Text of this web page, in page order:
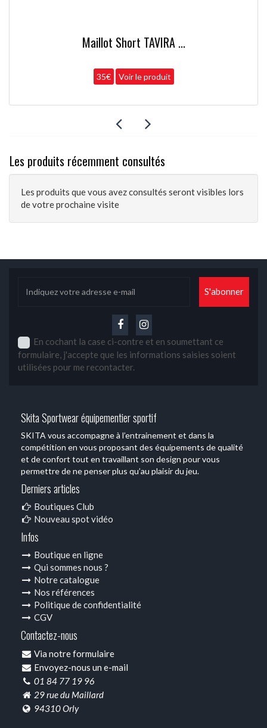
Maillot Short TAVIRA ...
35€ Voir le produit
Les produits récemment consultés
Les produits que vous avez consultés seront visibles lors
de votre prochaine visite
En cochant la case ci-contre et en soumettant ce
formulaire, j'accepte que les informations saisies soient
utilisées pour me recontacter.
Skita Sportwear équipementier sportif
SKITA vous accompagne à l’entrainement et dans la
compétition en vous proposant des équipements de qualité
et de confort tout en travaillant son design pour vous
permettre de ne penser plus qu’au plaisir du jeu.
Derniers articles
Boutiques Club
Nouveau spot vidéo
Infos
Boutique en ligne
Qui sommes nous ?
Notre catalogue
Nos références
Politique de confidentialité
CGV
Contactez-nous
Via notre formulaire
Envoyez-nous un e-mail
01 84 77 19 96
29 rue du Maillard
94310 Orly